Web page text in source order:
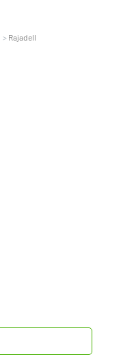
Rajadell